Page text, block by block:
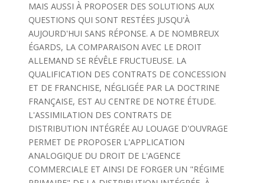
MAIS AUSSI À PROPOSER DES SOLUTIONS AUX
QUESTIONS QUI SONT RESTÉES JUSQU'À
AUJOURD'HUI SANS RÉPONSE. A DE NOMBREUX
ÉGARDS, LA COMPARAISON AVEC LE DROIT
ALLEMAND SE RÉVÊLE FRUCTUEUSE. LA
QUALIFICATION DES CONTRATS DE CONCESSION
ET DE FRANCHISE, NÉGLIGÉE PAR LA DOCTRINE
FRANÇAISE, EST AU CENTRE DE NOTRE ÉTUDE.
L'ASSIMILATION DES CONTRATS DE
DISTRIBUTION INTÉGRÉE AU LOUAGE D'OUVRAGE
PERMET DE PROPOSER L'APPLICATION
ANALOGIQUE DU DROIT DE L'AGENCE
COMMERCIALE ET AINSI DE FORGER UN "RÉGIME